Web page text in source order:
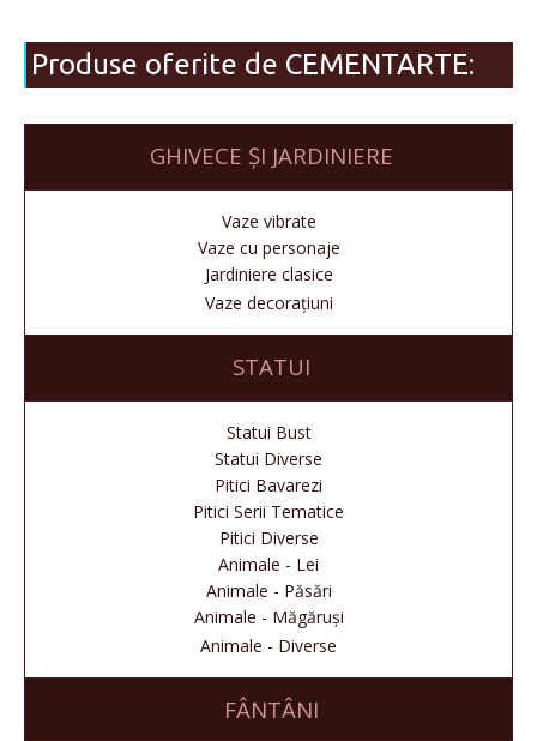
Produse oferite de CEMENTARTE:
GHIVECE ȘI JARDINIERE
Vaze vibrate
Vaze cu personaje
Jardiniere clasice
Vaze decorațiuni
STATUI
Statui Bust
Statui Diverse
Pitici Bavarezi
Pitici Serii Tematice
Pitici Diverse
Animale - Lei
Animale - Păsări
Animale - Măgăruși
Animale - Diverse
FÂNTÂNI